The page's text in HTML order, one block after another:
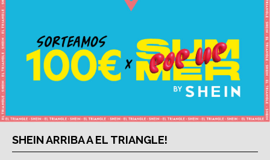
SHEIN ARRIBA A EL TRIANGLE!